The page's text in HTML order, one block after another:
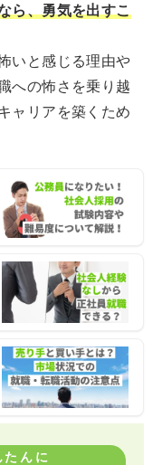
ら、勇気を出すこ
いと感じる理由や
への怖さを乗り越
ャリアを築くため
んに